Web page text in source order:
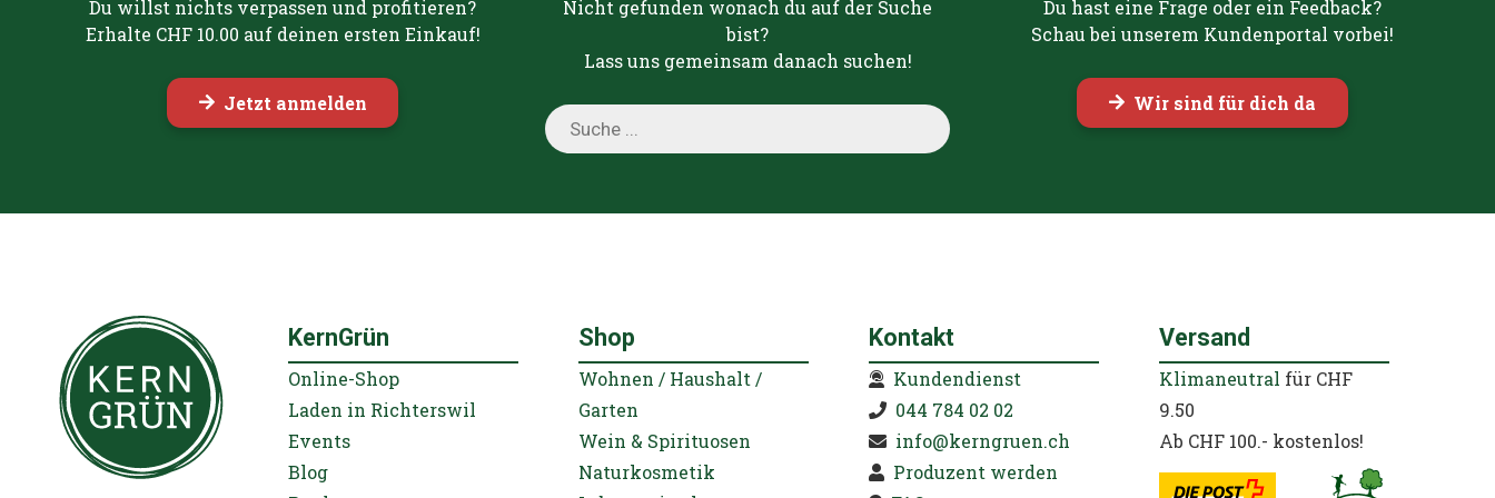
Du willst nichts verpassen und profitieren?
Erhalte CHF 10.00 auf deinen ersten Einkauf!
Jetzt anmelden
Nicht gefunden wonach du auf der Suche
bist?
Lass uns gemeinsam danach suchen!
Products
search
Du hast eine Frage oder ein Feedback?
Schau bei unserem Kundenportal vorbei!
Wir sind für dich da
KernGrün
Online-Shop
Laden in Richterswil
Events
Blog
Shop
Wohnen / Haushalt /
Garten
Wein & Spirituosen
Naturkosmetik
Kontakt
Kundendienst
044 784 02 02
info@kerngruen.ch
Produzent werden
Versand
Klimaneutral für CHF
9.50
Ab CHF 100.- kostenlos!